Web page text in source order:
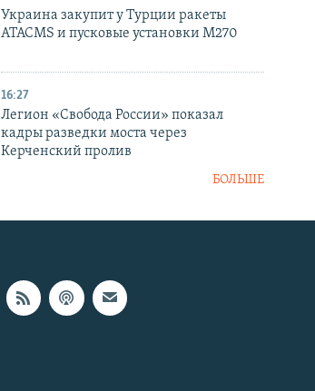
Украина закупит у Турции ракеты
ATACMS и пусковые установки M270
16:27
Легион «Свобода России» показал
кадры разведки моста через
Керченский пролив
БОЛЬШЕ